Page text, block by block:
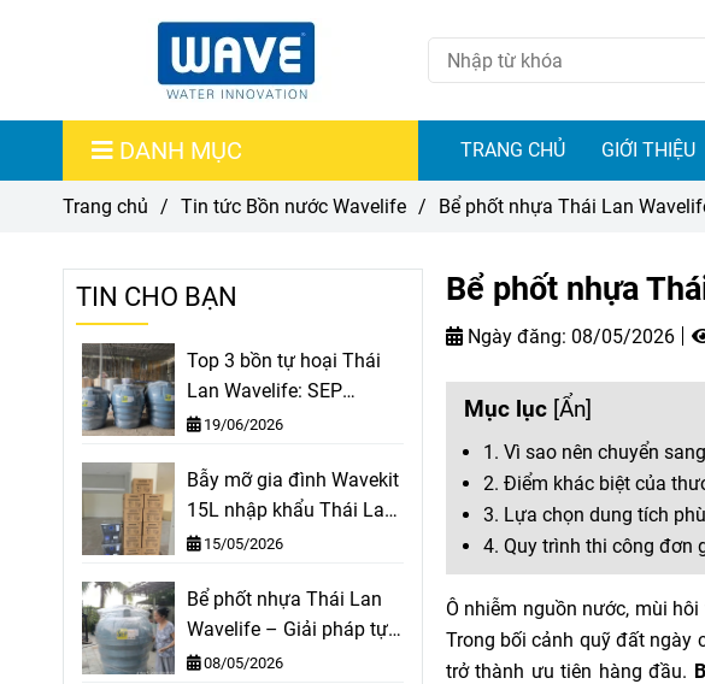
DANH MỤC TRANG CHỦ GIỚI THIỆU
Trang chủ / Tin tức Bồn nước Wavelife / Bể phốt nhựa Thái Lan
Bể phốt nhựa
Ngày đăng: 08/05/2026
Mục lục [Ẩn]
1. Vì sao nên chuyển
2. Điểm khác biệt của
3. Lựa chọn dung tích
4. Quy trình thi công đơn
Ô nhiễm nguồn nước, mùi
Trong bối cảnh quỹ đất ngày
trở thành ưu tiên hàng đầu.
TIN CHO BẠN
Top 3 bồn tự hoại Thái
Lan Wavelife: SEP
1000L, SEP 1600L, SEP
19/06/2026
Bẫy mỡ gia đình Wavekit
15L nhập khẩu Thái Lan
- Cho mọi Nhà
15/05/2026
Bể phốt nhựa Thái Lan
Wavelife – Giải pháp tự
hoại thông minh
08/05/2026